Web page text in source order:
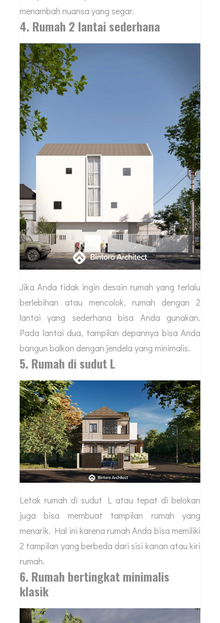
menambah nuansa yang segar.
4. Rumah 2 lantai sederhana
Jika Anda tidak ingin desain rumah yang terlalu
berlebihan atau mencolok, rumah dengan 2
lantai yang sederhana bisa Anda gunakan.
Pada lantai dua, tampilan depannya bisa Anda
bangun balkon dengan jendela yang minimalis.
5. Rumah di sudut L
Letak rumah di sudut L atau tepat di belokan
juga bisa membuat tampilan rumah yang
menarik. Hal ini karena rumah Anda bisa memiliki
2 tampilan yang berbeda dari sisi kanan atau kiri
rumah.
6. Rumah bertingkat minimalis
klasik